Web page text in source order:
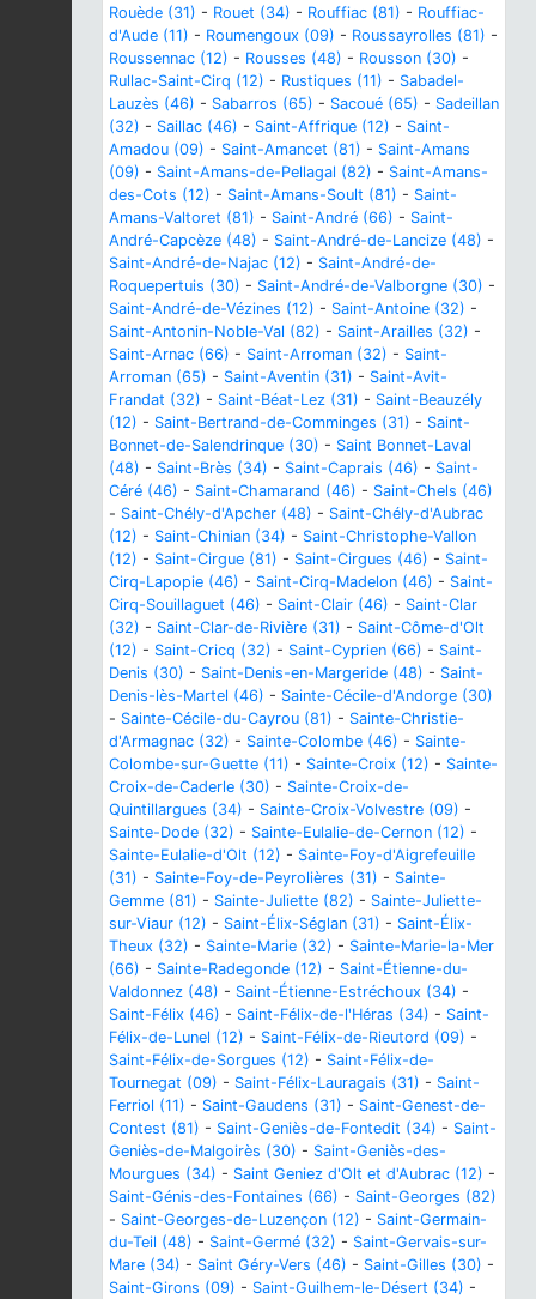
Rouède (31) - Rouet (34) - Rouffiac (81) - Rouffiac-
d'Aude (11) - Roumengoux (09) - Roussayrolles (81) -
Roussennac (12) - Rousses (48) - Rousson (30) -
Rullac-Saint-Cirq (12) - Rustiques (11) - Sabadel-
Lauzès (46) - Sabarros (65) - Sacoué (65) - Sadeillan
(32) - Saillac (46) - Saint-Affrique (12) - Saint-
Amadou (09) - Saint-Amancet (81) - Saint-Amans
(09) - Saint-Amans-de-Pellagal (82) - Saint-Amans-
des-Cots (12) - Saint-Amans-Soult (81) - Saint-
Amans-Valtoret (81) - Saint-André (66) - Saint-
André-Capcèze (48) - Saint-André-de-Lancize (48) -
Saint-André-de-Najac (12) - Saint-André-de-
Roquepertuis (30) - Saint-André-de-Valborgne (30) -
Saint-André-de-Vézines (12) - Saint-Antoine (32) -
Saint-Antonin-Noble-Val (82) - Saint-Arailles (32) -
Saint-Arnac (66) - Saint-Arroman (32) - Saint-
Arroman (65) - Saint-Aventin (31) - Saint-Avit-
Frandat (32) - Saint-Béat-Lez (31) - Saint-Beauzély
(12) - Saint-Bertrand-de-Comminges (31) - Saint-
Bonnet-de-Salendrinque (30) - Saint Bonnet-Laval
(48) - Saint-Brès (34) - Saint-Caprais (46) - Saint-
Céré (46) - Saint-Chamarand (46) - Saint-Chels (46)
- Saint-Chély-d'Apcher (48) - Saint-Chély-d'Aubrac
(12) - Saint-Chinian (34) - Saint-Christophe-Vallon
(12) - Saint-Cirgue (81) - Saint-Cirgues (46) - Saint-
Cirq-Lapopie (46) - Saint-Cirq-Madelon (46) - Saint-
Cirq-Souillaguet (46) - Saint-Clair (46) - Saint-Clar
(32) - Saint-Clar-de-Rivière (31) - Saint-Côme-d'Olt
(12) - Saint-Cricq (32) - Saint-Cyprien (66) - Saint-
Denis (30) - Saint-Denis-en-Margeride (48) - Saint-
Denis-lès-Martel (46) - Sainte-Cécile-d'Andorge (30)
- Sainte-Cécile-du-Cayrou (81) - Sainte-Christie-
d'Armagnac (32) - Sainte-Colombe (46) - Sainte-
Colombe-sur-Guette (11) - Sainte-Croix (12) - Sainte-
Croix-de-Caderle (30) - Sainte-Croix-de-
Quintillargues (34) - Sainte-Croix-Volvestre (09) -
Sainte-Dode (32) - Sainte-Eulalie-de-Cernon (12) -
Sainte-Eulalie-d'Olt (12) - Sainte-Foy-d'Aigrefeuille
(31) - Sainte-Foy-de-Peyrolières (31) - Sainte-
Gemme (81) - Sainte-Juliette (82) - Sainte-Juliette-
sur-Viaur (12) - Saint-Élix-Séglan (31) - Saint-Élix-
Theux (32) - Sainte-Marie (32) - Sainte-Marie-la-Mer
(66) - Sainte-Radegonde (12) - Saint-Étienne-du-
Valdonnez (48) - Saint-Étienne-Estréchoux (34) -
Saint-Félix (46) - Saint-Félix-de-l'Héras (34) - Saint-
Félix-de-Lunel (12) - Saint-Félix-de-Rieutord (09) -
Saint-Félix-de-Sorgues (12) - Saint-Félix-de-
Tournegat (09) - Saint-Félix-Lauragais (31) - Saint-
Ferriol (11) - Saint-Gaudens (31) - Saint-Genest-de-
Contest (81) - Saint-Geniès-de-Fontedit (34) - Saint-
Geniès-de-Malgoirès (30) - Saint-Geniès-des-
Mourgues (34) - Saint Geniez d'Olt et d'Aubrac (12) -
Saint-Génis-des-Fontaines (66) - Saint-Georges (82)
- Saint-Georges-de-Luzençon (12) - Saint-Germain-
du-Teil (48) - Saint-Germé (32) - Saint-Gervais-sur-
Mare (34) - Saint Géry-Vers (46) - Saint-Gilles (30) -
Saint-Girons (09) - Saint-Guilhem-le-Désert (34) -